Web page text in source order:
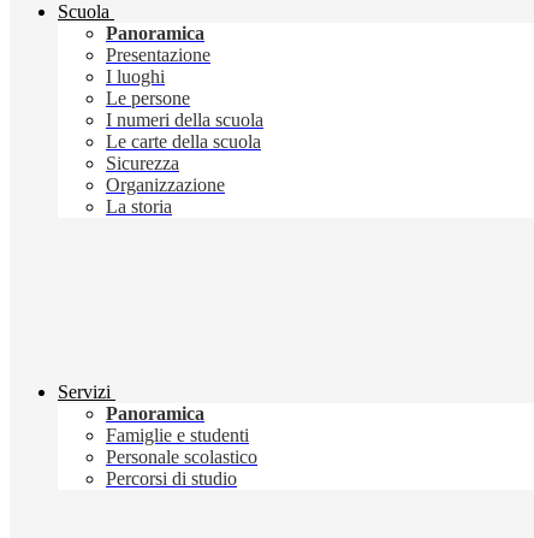
Scuola
Panoramica
Presentazione
I luoghi
Le persone
I numeri della scuola
Le carte della scuola
Sicurezza
Organizzazione
La storia
Servizi
Panoramica
Famiglie e studenti
Personale scolastico
Percorsi di studio